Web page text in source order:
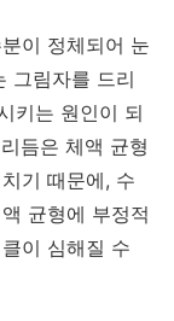
이 정체되어 눈
그림자를 드리
키는 원인이 되
듬은 체액 균형
기 때문에, 수
균형에 부정적
이 심해질 수